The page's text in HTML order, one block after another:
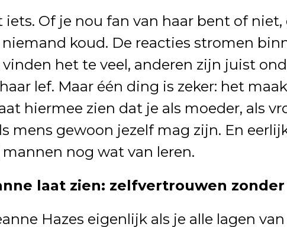
iets. Of je nou fan van haar bent of
niemand koud. De reacties stromen
het te veel, anderen zijn juist
lef. Maar één ding is zeker: het
hiermee zien dat je als moeder, als
mens gewoon jezelf mag zijn. En
nog wat van leren.
laat zien: zelfvertrouwen
Hazes eigenlijk als je alle lagen